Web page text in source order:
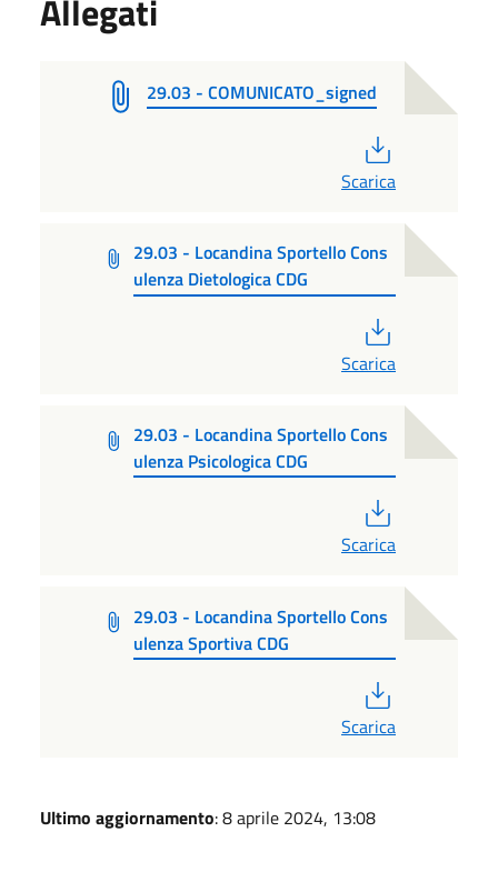
Allegati
29.03 - COMUNICATO_signed
Scarica
29.03 - Locandina Sportello Cons
ulenza Dietologica CDG
Scarica
29.03 - Locandina Sportello Cons
ulenza Psicologica CDG
Scarica
29.03 - Locandina Sportello Cons
ulenza Sportiva CDG
Scarica
Ultimo aggiornamento: 8 aprile 2024, 13:08